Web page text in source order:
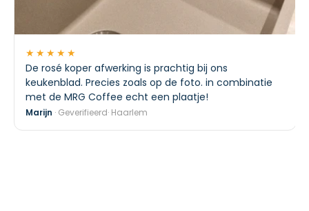
★★★★★
De rosé koper afwerking is prachtig bij ons
keukenblad. Precies zoals op de foto. in combinatie
met de MRG Coffee echt een plaatje!
Marijn · Geverifieerd· Haarlem